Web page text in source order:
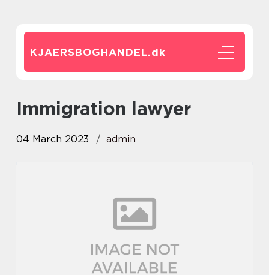
KJAERSBOGHANDEL.dk
Immigration lawyer
04 March 2023 admin